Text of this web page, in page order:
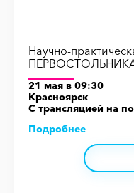
Научно-
21 мая в 09:30
Красноярск
С трансляцией на
Подробнее